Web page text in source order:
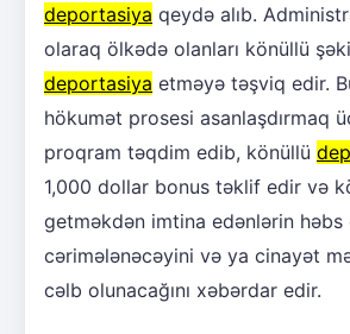
deportasiya qeydə alıb.
olaraq ölkədə olanları könüllü
deportasiya etməyə təşviq edir.
hökumət prosesi asanlaşdırmaq
proqram təqdim edib, könüllü
1,000 dollar bonus təklif edir və
getməkdən imtina edənlərin həbs
cərimələnəcəyini və ya cinayət
cəlb olunacağını xəbərdar edir.